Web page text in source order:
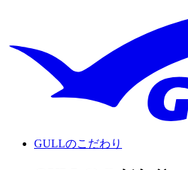
GULLのこだわり